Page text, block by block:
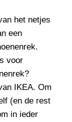
het netjes
een
voor
IKEA. Om
(en de rest
in ieder